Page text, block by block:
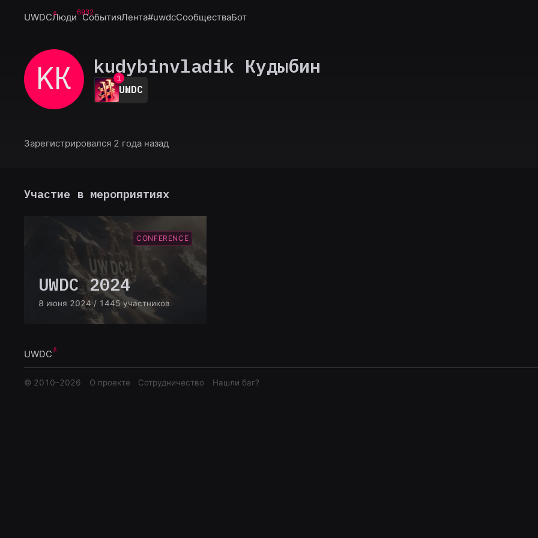
UWDCЛюди6932
СобытияЛента#uwdcСообществаБот
KК kudybinvladik Кудыбин
0
1
2
3
7
UWDC
Зарегистрировался 2 года назад
Участие в мероприятиях
CONFERENCE
UWDC 2024
8 июня 2024 / 1445 участников
UWDC
© 2010–2026 О проекте Сотрудничество Нашли баг?